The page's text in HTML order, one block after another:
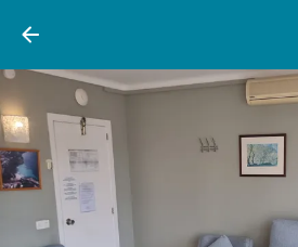
Billeder